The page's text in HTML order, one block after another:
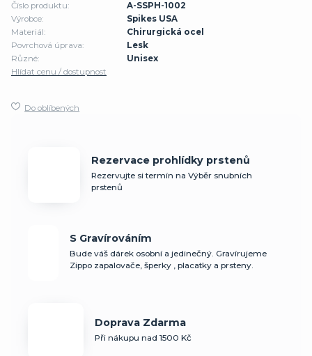
Číslo produktu:
A-SSPH-1002
Výrobce:
Spikes USA
Materiál:
Chirurgická ocel
Povrchová úprava:
Lesk
Různé:
Unisex
Hlídat cenu / dostupnost
Do oblíbených
Rezervace prohlídky prstenů
Rezervujte si termín na Výběr snubních
prstenů
S Gravírováním
Bude váš dárek osobní a jedinečný. Gravírujeme
Zippo zapalovače, šperky , placatky a prsteny.
Doprava Zdarma
Při nákupu nad 1500 Kč